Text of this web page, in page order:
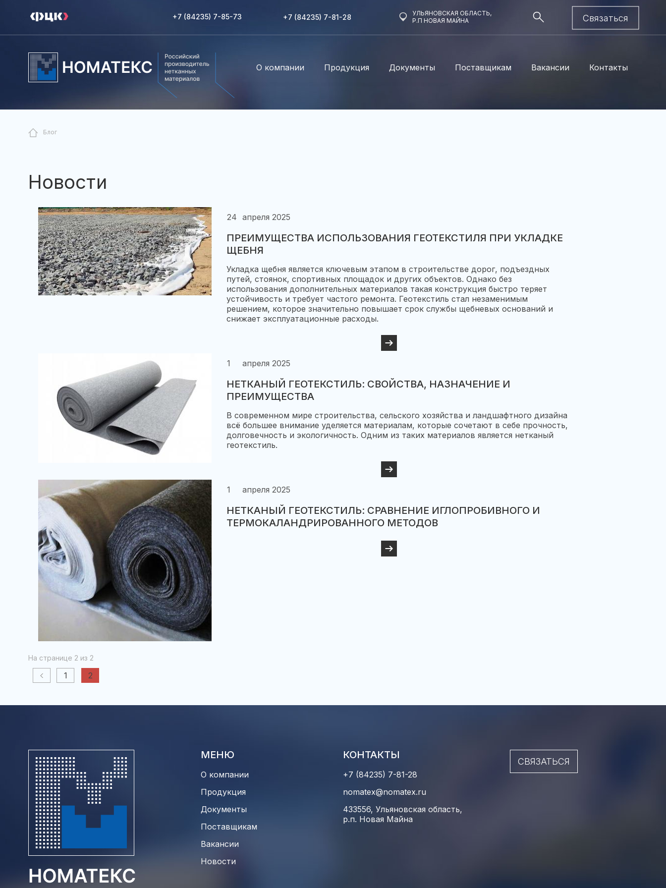
+7 (84235) 7-85-73
УЛЬЯНОВСКАЯ ОБЛАСТЬ,
Р.П НОВАЯ МАЙНА
+7 (84235) 7-81-28 Связаться
О компании Продукция Документы Поставщикам Вакансии Контакты
Блог
Новости
24 апреля 2025
ПРЕИМУЩЕСТВА ИСПОЛЬЗОВАНИЯ ГЕОТЕКСТИЛЯ ПРИ УКЛАДКЕ
ЩЕБНЯ
Укладка щебня является ключевым этапом в строительстве дорог, подъездных
путей, стоянок, спортивных площадок и других объектов. Однако без
использования дополнительных материалов такая конструкция быстро теряет
устойчивость и требует частого ремонта. Геотекстиль стал незаменимым
решением, которое значительно повышает срок службы щебневых оснований и
снижает эксплуатационные расходы.
1 апреля 2025
НЕТКАНЫЙ ГЕОТЕКСТИЛЬ: СВОЙСТВА, НАЗНАЧЕНИЕ И
ПРЕИМУЩЕСТВА
В современном мире строительства, сельского хозяйства и ландшафтного дизайна
всё большее внимание уделяется материалам, которые сочетают в себе прочность,
долговечность и экологичность. Одним из таких материалов является нетканый
геотекстиль.
1 апреля 2025
НЕТКАНЫЙ ГЕОТЕКСТИЛЬ: СРАВНЕНИЕ ИГЛОПРОБИВНОГО И
ТЕРМОКАЛАНДРИРОВАННОГО МЕТОДОВ
На странице 2 из 2
1 2
МЕНЮ
О компании
Продукция
Документы
Поставщикам
Вакансии
Новости
КОНТАКТЫ
+7 (84235) 7-81-28
nomatex@nomatex.ru
433556, Ульяновская область,
р.п. Новая Майна
СВЯЗАТЬСЯ